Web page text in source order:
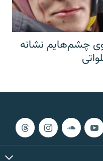
چشم‌هایم نشانه